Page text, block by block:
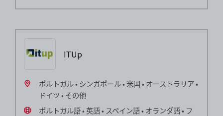
ITUp
ポルトガル • シンガポール • 米国 • オーストラリア •
ドイツ • その他
ポルトガル語 • 英語 • スペイン語 • オランダ語 • フ